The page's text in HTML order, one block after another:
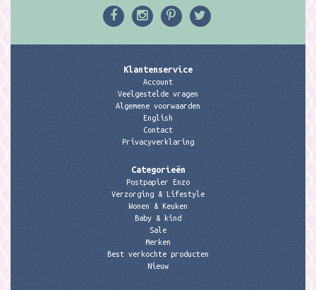
Klantenservice
Account
Veelgestelde vragen
Algemene voorwaarden
English
Contact
Privacyverklaring
Categorieën
Postpapier Enzo
Verzorging & Lifestyle
Wonen & Keuken
Baby & kind
Sale
Merken
Best verkochte producten
Nieuw